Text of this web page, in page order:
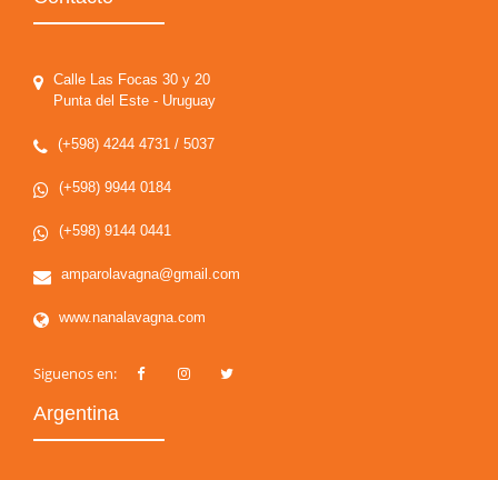
Calle Las Focas 30 y 20
Punta del Este - Uruguay
(+598) 4244 4731 / 5037
(+598) 9944 0184
(+598) 9144 0441
amparolavagna@gmail.com
www.nanalavagna.com
Siguenos en:
Argentina